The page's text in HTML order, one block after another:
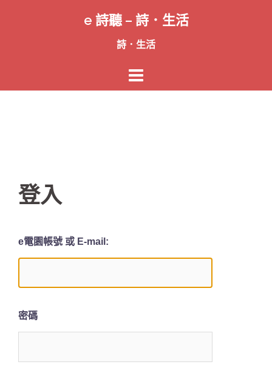
容
e 詩聽 – 詩．生活
詩．生活
登入
e電園帳號 或 E-mail:
密碼